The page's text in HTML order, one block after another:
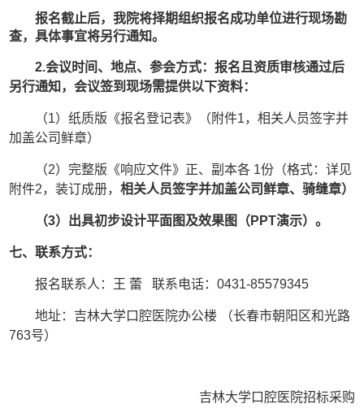
报名截止后，我院将择期组织报名成功单位进行现场勘
查，具体事宜将另行通知。
2.会议时间、地点、参会方式：报名且资质审核通过后
另行通知，会议签到现场需提供以下资料：
（1）纸质版《报名登记表》（附件1，相关人员签字并
加盖公司鲜章）
（2）完整版《响应文件》正、副本各 1份（格式：详见
附件2，装订成册，相关人员签字并加盖公司鲜章、骑缝章）
（3）出具初步设计平面图及效果图（PPT演示）。
七、联系方式：
报名联系人：王 蕾 联系电话：0431-85579345
地址：吉林大学口腔医院办公楼
（长春市朝阳区和光路
763号）
吉林大学口腔医院招标采购